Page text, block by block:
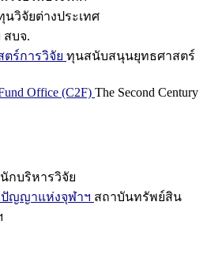
นวิจัยต่างประเทศ
สบจ.
ร์การวิจัย ทุนสนับสนุนยุทธศาสตร์
Office (C2F) The Second Century
กบริหารวิจัย
ญญาแห่งจุฬาฯ สถาบันทรัพย์สิน